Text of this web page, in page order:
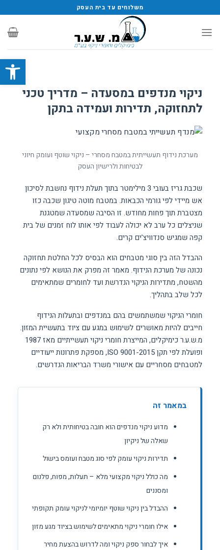
פתח
משלוחים עד בית העסק
ניקוי מנדפים במסעדה – מדריך טכני
לתחזוקה, תדירות ועמידה בתקן
מערכת נידוף תעשייתית במטבח מסחרי – ניקוי שוטף ועומק חיוני
לבטיחות ולרישיון העסק
שכבת גריז בעובי 3 מילימטר בתוך תעלת נידוף נחשבת לסיכון
אש מיידי לפי גורמי הכבאות. במטבח מוטה טיגון שכבה כזו
מצטברת תוך פחות מחודש. זו הסיבה שמסעדה שמטגנת
שניצלים כל ערב לא יכולה לעבוד לפי אותו לוח זמנים של בית
קפה שמגיש סנדוויצ'ים קרים.
ההבדל הזה בין סוגי מטבחים הוא הבסיס לכל החלטת תחזוקה
נכונה של מערכת הנידוף. מאמר זה מפרק את הנושא לפי נתונים
מהשטח, מתדירות הניקוי הנדרשת ועד לחומרים שמתאימים
לכל שלב בתהליך.
חומרי הניקוי שמשתמשים בהם במנדפים ובתעלות הנידוף
חייבים להיות מאושרים לשימוש במגע עם ציוד בתעשיית המזון.
מ.ש.ע.ר כימיקלים, המייצרת חומרי ניקוי תעשייתיים מאז 1987
ופועלת לפי תקן ISO 9001-2015, מספקת פתרונות ייעודיים
למטבחים מסחריים עם אישורי משרד הבריאות הנדרשים.
במאמר זה
מדוע ניקוי מנדפים הוא חובה בטיחותית ולא רק
שאלה של ניקיון
תדירות ניקוי עומק לפי סוג מטבח ועומס בישול
מה כולל ניקוי מקצועי מלא – תעלות, מפוח, פלנום
ומסננים
ההבדל בין ניקוי שוטף יומיומי לניקוי עומק תקופתי
אילו חומרי ניקוי מתאימים לשימוש בציוד מגע מזון
איך לבחור ספק ניקוי ומה לדרוש בהצעת מחיר